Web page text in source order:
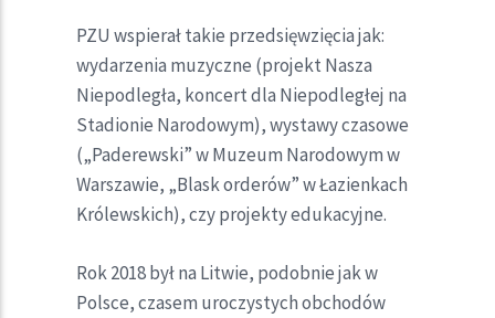
PZU wspierał takie przedsięwzięcia jak:
wydarzenia muzyczne (projekt Nasza
Niepodległa, koncert dla Niepodległej na
Stadionie Narodowym), wystawy czasowe
(„Paderewski” w Muzeum Narodowym w
Warszawie, „Blask orderów” w Łazienkach
Królewskich), czy projekty edukacyjne.
Rok 2018 był na Litwie, podobnie jak w
Polsce, czasem uroczystych obchodów